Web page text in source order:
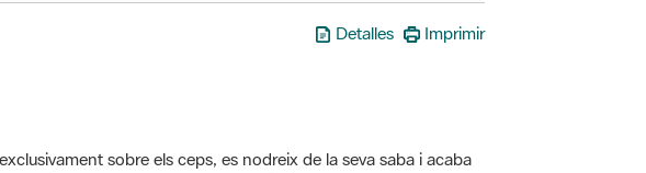
Detalles Imprimir
sobre els ceps, es nodreix de la seva saba i acaba